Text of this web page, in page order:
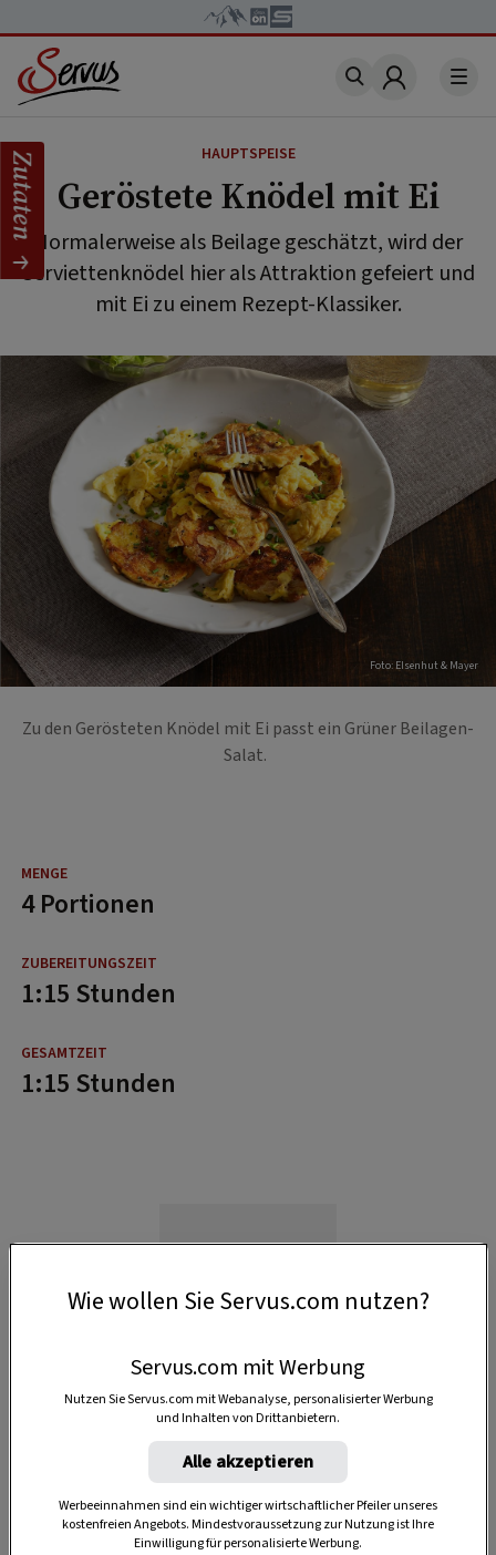
Account
HAUPTSPEISE
Geröstete Knödel mit Ei
Normalerweise als Beilage geschätzt, wird der
Serviettenknödel hier als Attraktion gefeiert und
mit Ei zu einem Rezept-Klassiker.
Foto: EIsenhut & Mayer
Zu den Gerösteten Knödel mit Ei passt ein Grüner Beilagen-
Salat.
4 Portionen
1:15 Stunden
1:15 Stunden
Anzeige
Zutaten
Wie wollen Sie Servus.com nutzen?
Servus.com mit Werbung
Nutzen Sie Servus.com mit Webanalyse, personalisierter Werbung
und Inhalten von Drittanbietern.
Alle akzeptieren
Werbeeinnahmen sind ein wichtiger wirtschaftlicher Pfeiler unseres
kostenfreien Angebots. Mindestvoraussetzung zur Nutzung ist Ihre
Einwilligung für personalisierte Werbung.